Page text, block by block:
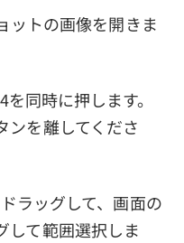
ットの画像を開きま
同時に押します。
ンを離してくださ
ラッグして、画面の
して範囲選択しま